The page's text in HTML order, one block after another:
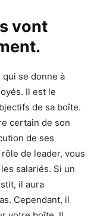
vont
qui se donne à
Il est le
de sa boîte.
certain de son
de ses
de leader, vous
salariés. Si un
il aura
Cependant, il